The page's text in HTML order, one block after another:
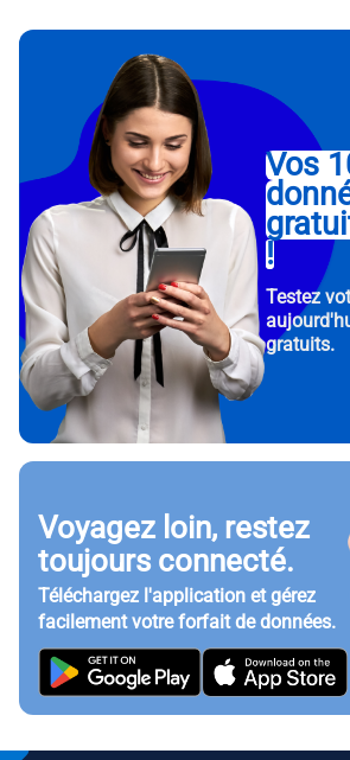
Vos
!
Testez
gratuits.
Voyagez loin, restez
toujours connecté.
Téléchargez l'application et gérez
facilement votre forfait de données.